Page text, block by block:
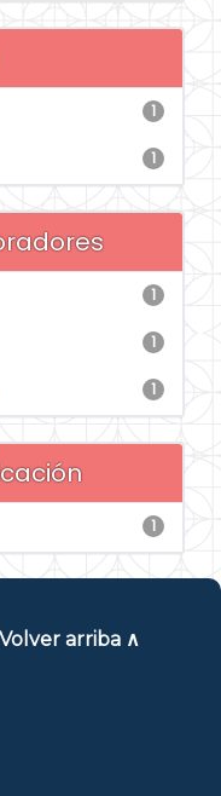
1
1
1
1
1
1
Volver arriba ∧